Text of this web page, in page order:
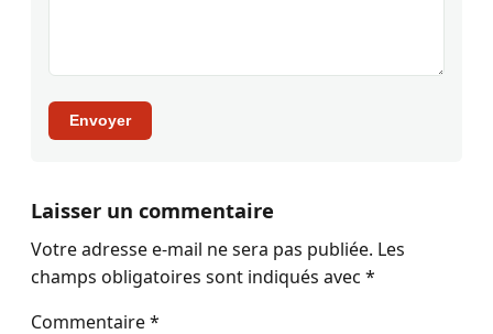
Envoyer
Laisser un commentaire
Votre adresse e-mail ne sera pas publiée. Les
champs obligatoires sont indiqués avec *
Commentaire*